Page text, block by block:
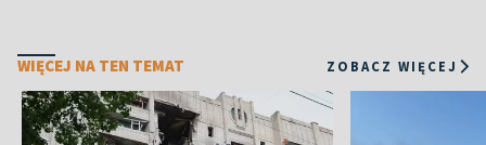
WIĘCEJ NA TEN TEMAT ZOBACZ WIĘCEJ